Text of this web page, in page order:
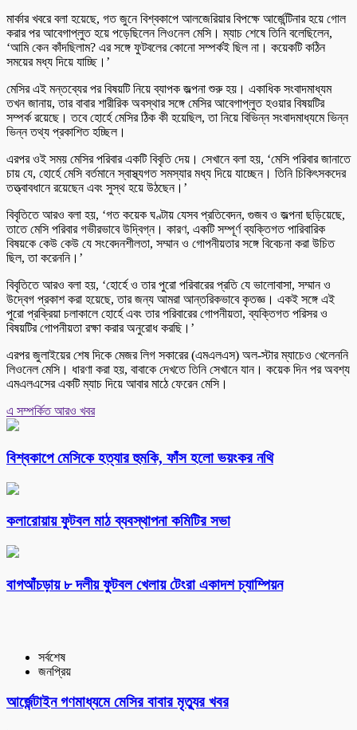
মার্কার খবরে বলা হয়েছে, গত জুনে বিশ্বকাপে আলজেরিয়ার বিপক্ষে আর্জেন্টিনার হয়ে গোল
করার পর আবেগাপ্লুত হয়ে পড়েছিলেন লিওনেল মেসি। ম্যাচ শেষে তিনি বলেছিলেন,
‘আমি কেন কাঁদছিলাম? এর সঙ্গে ফুটবলের কোনো সম্পর্কই ছিল না। কয়েকটি কঠিন
সময়ের মধ্য দিয়ে যাচ্ছি।’
মেসির এই মন্তব্যের পর বিষয়টি নিয়ে ব্যাপক জল্পনা শুরু হয়। একাধিক সংবাদমাধ্যম
তখন জানায়, তার বাবার শারীরিক অবস্থার সঙ্গে মেসির আবেগাপ্লুত হওয়ার বিষয়টির
সম্পর্ক রয়েছে। তবে হোর্হে মেসির ঠিক কী হয়েছিল, তা নিয়ে বিভিন্ন সংবাদমাধ্যমে ভিন্ন
ভিন্ন তথ্য প্রকাশিত হচ্ছিল।
এরপর ওই সময় মেসির পরিবার একটি বিবৃতি দেয়। সেখানে বলা হয়, ‘মেসি পরিবার জানাতে
চায় যে, হোর্হে মেসি বর্তমানে স্বাস্থ্যগত সমস্যার মধ্য দিয়ে যাচ্ছেন। তিনি চিকিৎসকদের
তত্ত্বাবধানে রয়েছেন এবং সুস্থ হয়ে উঠছেন।’
বিবৃতিতে আরও বলা হয়, ‘গত কয়েক ঘণ্টায় যেসব প্রতিবেদন, গুজব ও জল্পনা ছড়িয়েছে,
তাতে মেসি পরিবার গভীরভাবে উদ্বিগ্ন। কারণ, একটি সম্পূর্ণ ব্যক্তিগত পারিবারিক
বিষয়কে কেউ কেউ যে সংবেদনশীলতা, সম্মান ও গোপনীয়তার সঙ্গে বিবেচনা করা উচিত
ছিল, তা করেননি।’
বিবৃতিতে আরও বলা হয়, ‘হোর্হে ও তার পুরো পরিবারের প্রতি যে ভালোবাসা, সম্মান ও
উদ্বেগ প্রকাশ করা হয়েছে, তার জন্য আমরা আন্তরিকভাবে কৃতজ্ঞ। একই সঙ্গে এই
পুরো প্রক্রিয়া চলাকালে হোর্হে এবং তার পরিবারের গোপনীয়তা, ব্যক্তিগত পরিসর ও
বিষয়টির গোপনীয়তা রক্ষা করার অনুরোধ করছি।’
এরপর জুলাইয়ের শেষ দিকে মেজর লিগ সকারের (এমএলএস) অল-স্টার ম্যাচেও খেলেননি
লিওনেল মেসি। ধারণা করা হয়, বাবাকে দেখতে তিনি সেখানে যান। কয়েক দিন পর অবশ্য
এমএলএসের একটি ম্যাচ দিয়ে আবার মাঠে ফেরেন মেসি।
এ সম্পর্কিত আরও খবর
বিশ্বকাপে মেসিকে হত্যার হুমকি, ফাঁস হলো ভয়ংকর নথি
কলারোয়ায় ফুটবল মাঠ ব্যবস্থাপনা কমিটির সভা
বাগআঁচড়ায় ৮ দলীয় ফুটবল খেলায় টেংরা একাদশ চ্যাম্পিয়ন
সর্বশেষ
জনপ্রিয়
আর্জেন্টাইন গণমাধ্যমে মেসির বাবার মৃত্যুর খবর